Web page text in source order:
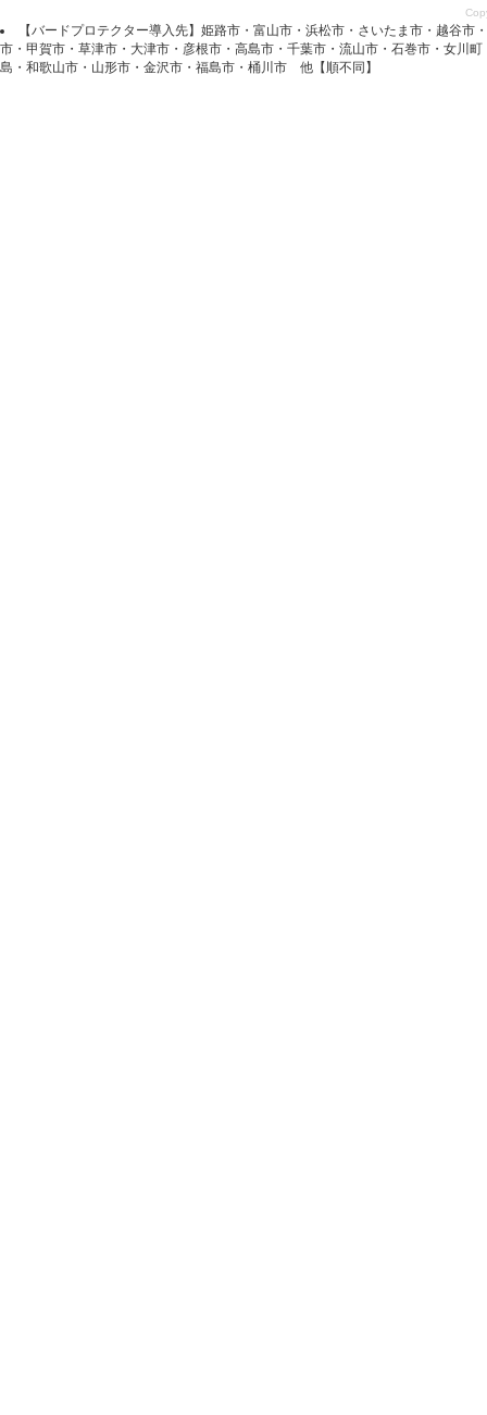
【バードプロテクター導入先】姫路市・富山市・浜松市・さいたま市・越谷
市・甲賀市・草津市・大津市・彦根市・高島市・千葉市・流山市・石巻市・女
島・和歌山市・山形市・金沢市・福島市・桶川市 他【順不同】